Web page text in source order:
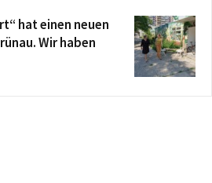
hat einen neuen
Wir haben